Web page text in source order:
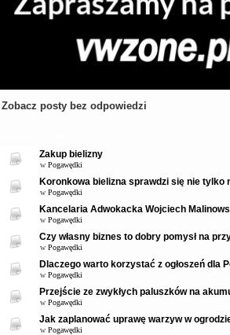
Zobacz posty bez odpowiedzi
Zakup bielizny
w Pogawędki
Koronkowa bielizna sprawdzi się nie tylko
w Pogawędki
Kancelaria Adwokacka Wojciech
w Pogawędki
Czy własny biznes to dobry pomysł na
w Pogawędki
Dlaczego warto korzystać z ogłoszeń dla
w Pogawędki
Przejście ze zwykłych paluszków na
w Pogawędki
Jak zaplanować uprawę warzyw w
w Pogawędki